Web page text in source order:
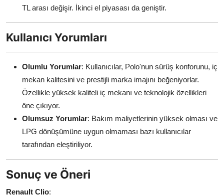
TL arası değişir. İkinci el piyasası da geniştir.
Kullanıcı Yorumları
Olumlu Yorumlar: Kullanıcılar, Polo'nun sürüş konforunu, iç
mekan kalitesini ve prestijli marka imajını beğeniyorlar.
Özellikle yüksek kaliteli iç mekanı ve teknolojik özellikleri
öne çıkıyor.
Olumsuz Yorumlar: Bakım maliyetlerinin yüksek olması ve
LPG dönüşümüne uygun olmaması bazı kullanıcılar
tarafından eleştiriliyor.
Sonuç ve Öneri
Renault Clio: